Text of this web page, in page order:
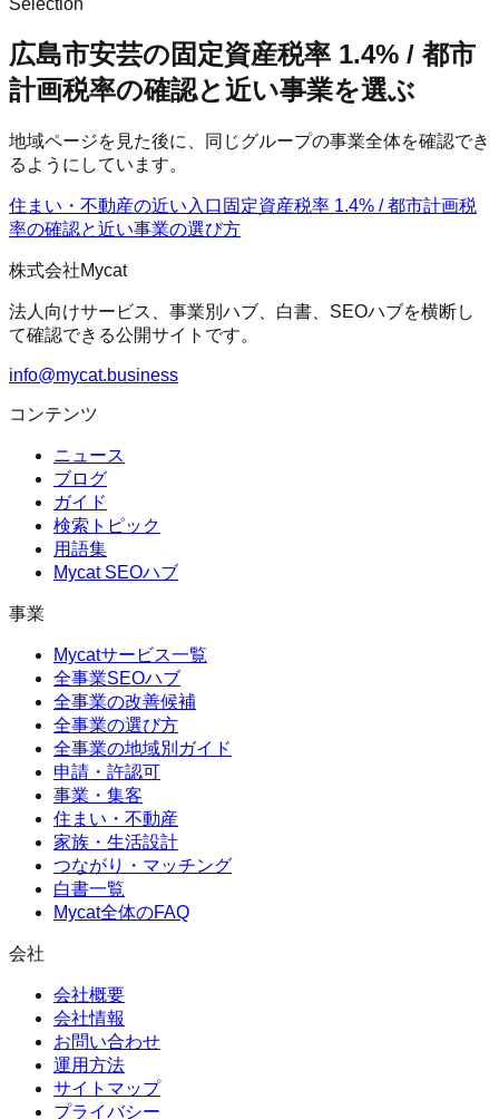
Selection
広島市安芸の固定資産税率 1.4% / 都市
計画税率の確認と近い事業を選ぶ
地域ページを見た後に、同じグループの事業全体を確認でき
るようにしています。
住まい・不動産の近い入口 固定資産税率 1.4% / 都市計画税
率の確認と近い事業の選び方
株式会社Mycat
法人向けサービス、事業別ハブ、白書、SEOハブを横断し
て確認できる公開サイトです。
info@mycat.business
コンテンツ
ニュース
ブログ
ガイド
検索トピック
用語集
Mycat SEOハブ
事業
Mycatサービス一覧
全事業SEOハブ
全事業の改善候補
全事業の選び方
全事業の地域別ガイド
申請・許認可
事業・集客
住まい・不動産
家族・生活設計
つながり・マッチング
白書一覧
Mycat全体のFAQ
会社
会社概要
会社情報
お問い合わせ
運用方法
サイトマップ
プライバシー